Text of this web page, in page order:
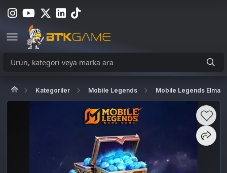
Kategoriler Mobile Legends Mobile Legends Elmas